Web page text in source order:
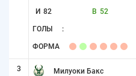
И 82 В 52
ГОЛЫ :
ФОРМА
3 Милуоки Бакс